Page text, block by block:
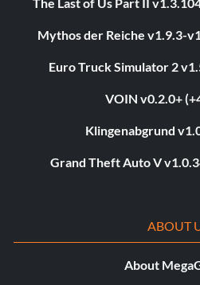
Mythos der Reiche v1.9.3-
Euro Truck Simulator 2
VOIN v0.2.0+
Klingenabgrund
Grand Theft Auto V
ABOUT
About